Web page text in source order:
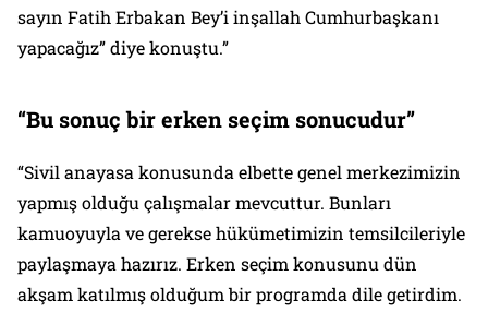
sayın Fatih Erbakan Bey’i inşallah Cumhurbaşkanı
yapacağız” diye konuştu.”
“Bu sonuç bir erken seçim sonucudur”
“Sivil anayasa konusunda elbette genel merkezimizin
yapmış olduğu çalışmalar mevcuttur. Bunları
kamuoyuyla ve gerekse hükümetimizin temsilcileriyle
paylaşmaya hazırız. Erken seçim konusunu dün
akşam katılmış olduğum bir programda dile getirdim.